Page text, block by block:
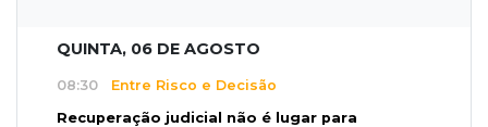
QUINTA, 06 DE AGOSTO
08:30 Entre Risco e Decisão
Recuperação judicial não é lugar para